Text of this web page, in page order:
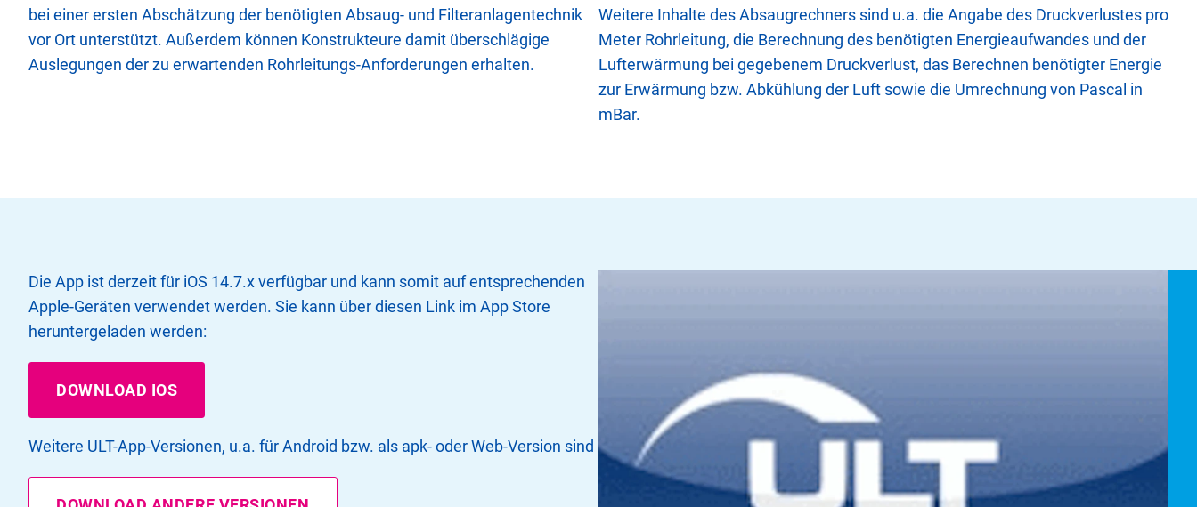
bei einer ersten Abschätzung der benötigten Absaug- und Filteranlagentechnik
vor Ort unterstützt. Außerdem können Konstrukteure damit überschlägige
Auslegungen der zu erwartenden Rohrleitungs-Anforderungen erhalten.
Weitere Inhalte des Absaugrechners sind u.a. die Angabe des Druckverlustes pro
Meter Rohrleitung, die Berechnung des benötigten Energieaufwandes und der
Lufterwärmung bei gegebenem Druckverlust, das Berechnen benötigter Energie
zur Erwärmung bzw. Abkühlung der Luft sowie die Umrechnung von Pascal in
mBar.
Die App ist derzeit für iOS 14.7.x verfügbar und kann somit auf entsprechenden
Apple-Geräten verwendet werden. Sie kann über diesen Link im App Store
heruntergeladen werden:
DOWNLOAD IOS
Weitere ULT-App-Versionen, u.a. für Android bzw. als apk- oder Web-Version sind